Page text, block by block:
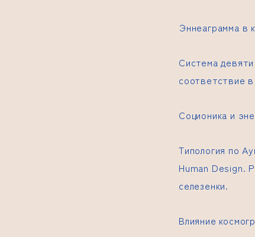
Эннеаграмма в
Система
соответствие
Соционика и
Типология по
Human Design.
селезенки.
Влияние